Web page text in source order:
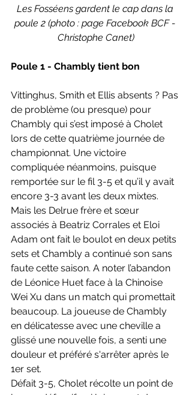
Les Fosséens gardent le cap dans la
poule 2 (photo : page Facebook BCF -
Christophe Canet)
Poule 1 - Chambly tient bon
Vittinghus, Smith et Ellis absents ? Pas
de problème (ou presque) pour
Chambly qui s’est imposé à Cholet
lors de cette quatrième journée de
championnat. Une victoire
compliquée néanmoins, puisque
remportée sur le fil 3-5 et qu’il y avait
encore 3-3 avant les deux mixtes.
Mais les Delrue frère et sœur
associés à Beatriz Corrales et Eloi
Adam ont fait le boulot en deux petits
sets et Chambly a continué son sans
faute cette saison. A noter l’abandon
de Léonice Huet face à la Chinoise
Wei Xu dans un match qui promettait
beaucoup. La joueuse de Chambly
en délicatesse avec une cheville a
glissé une nouvelle fois, a senti une
douleur et préféré s'arrêter après le
1er set.
Défait 3-5, Cholet récolte un point de